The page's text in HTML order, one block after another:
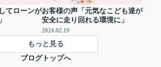
てローンがお客様の声「元気なこども達が
安全に走り回れる環境に」
2024.02.19
もっと見る
ブログトップへ